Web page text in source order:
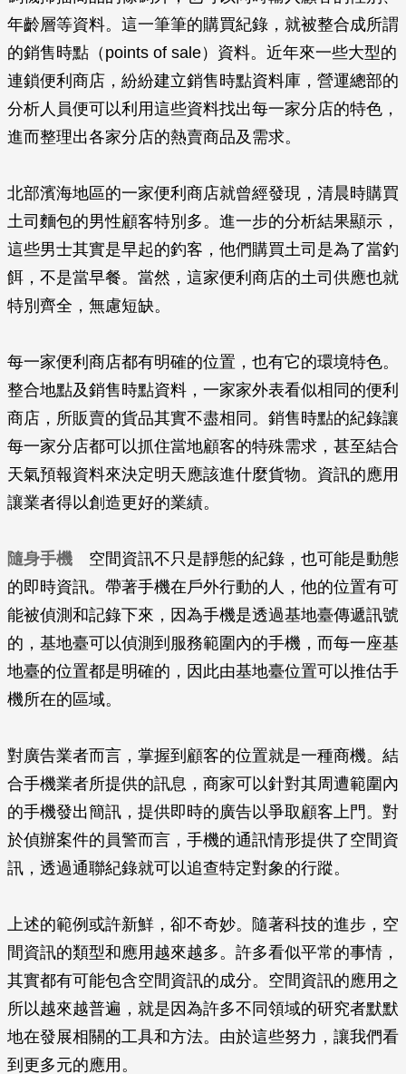
年齡層等資料。這一筆筆的購買紀錄，就被整合成所謂
的銷售時點（points of sale）資料。近年來一些大型的
連鎖便利商店，紛紛建立銷售時點資料庫，營運總部的
分析人員便可以利用這些資料找出每一家分店的特色，
進而整理出各家分店的熱賣商品及需求。
北部濱海地區的一家便利商店就曾經發現，清晨時購買
土司麵包的男性顧客特別多。進一步的分析結果顯示，
這些男士其實是早起的釣客，他們購買土司是為了當釣
餌，不是當早餐。當然，這家便利商店的土司供應也就
特別齊全，無慮短缺。
每一家便利商店都有明確的位置，也有它的環境特色。
整合地點及銷售時點資料，一家家外表看似相同的便利
商店，所販賣的貨品其實不盡相同。銷售時點的紀錄讓
每一家分店都可以抓住當地顧客的特殊需求，甚至結合
天氣預報資料來決定明天應該進什麼貨物。資訊的應用
讓業者得以創造更好的業績。
隨身手機 空間資訊不只是靜態的紀錄，也可能是動態
的即時資訊。帶著手機在戶外行動的人，他的位置有可
能被偵測和記錄下來，因為手機是透過基地臺傳遞訊號
的，基地臺可以偵測到服務範圍內的手機，而每一座基
地臺的位置都是明確的，因此由基地臺位置可以推估手
機所在的區域。
對廣告業者而言，掌握到顧客的位置就是一種商機。結
合手機業者所提供的訊息，商家可以針對其周遭範圍內
的手機發出簡訊，提供即時的廣告以爭取顧客上門。對
於偵辦案件的員警而言，手機的通訊情形提供了空間資
訊，透過通聯紀錄就可以追查特定對象的行蹤。
上述的範例或許新鮮，卻不奇妙。隨著科技的進步，空
間資訊的類型和應用越來越多。許多看似平常的事情，
其實都有可能包含空間資訊的成分。空間資訊的應用之
所以越來越普遍，就是因為許多不同領域的研究者默默
地在發展相關的工具和方法。由於這些努力，讓我們看
到更多元的應用。